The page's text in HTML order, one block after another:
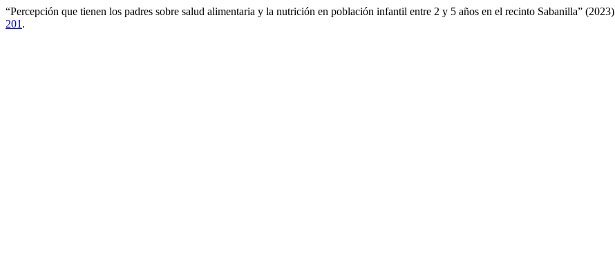
“Percepción que tienen los padres sobre salud alimentaria y la nutrición en población infantil entre 2 y 5 años en el recinto Sabanilla” (2023)
201 .